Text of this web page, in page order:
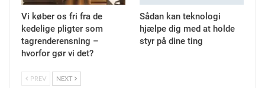
Vi køber os fri fra de
kedelige pligter som
tagrenderensning –
hvorfor gør vi det?
Sådan kan teknologi
hjælpe dig med at holde
styr på dine ting
PREV NEXT